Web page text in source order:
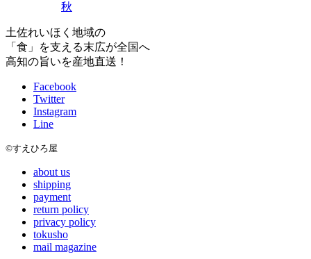
秋
土佐れいほく地域の
「食」を支える末広が全国へ
高知の旨いを産地直送！
Facebook
Twitter
Instagram
Line
©すえひろ屋
about us
shipping
payment
return policy
privacy policy
tokusho
mail magazine